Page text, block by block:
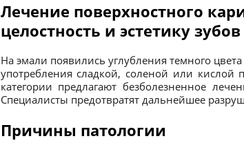
Лечение поверхностного
целостность и эстетику зубов
На эмали появились углубления темного
употребления сладкой, соленой или
категории предлагают безболезненное
Специалисты предотвратят дальнейшее
Причины патологии